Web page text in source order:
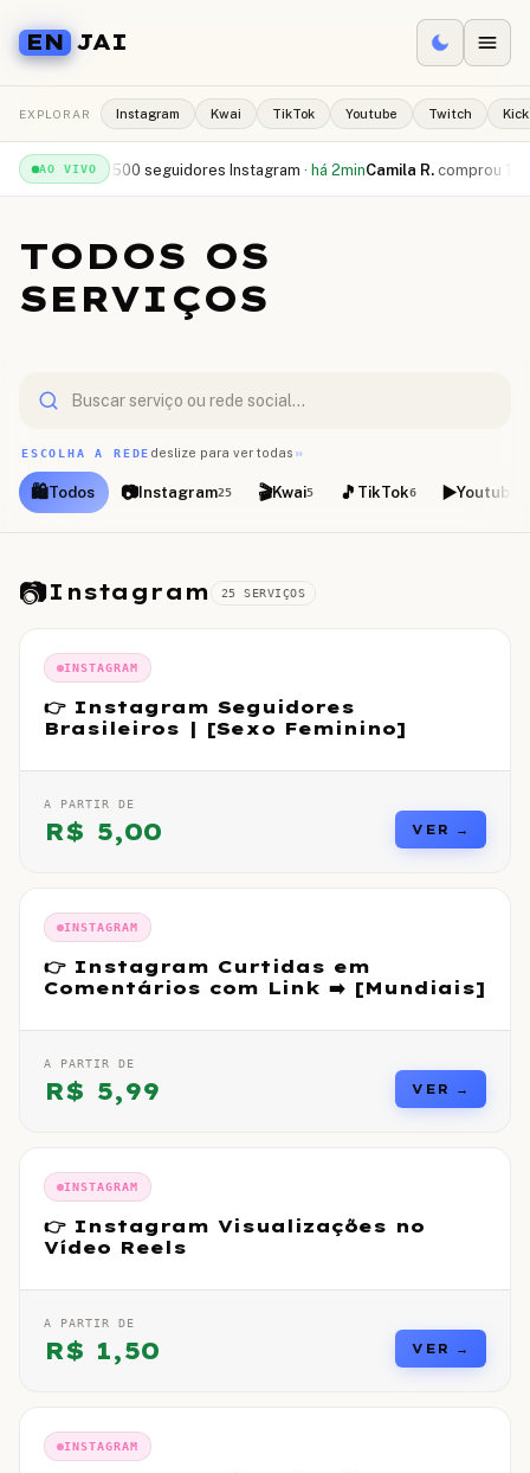
EN JAI
EXPLORAR Instagram Kwai TikTok Youtube Twitch Kick
AO VIVO
500 seguidores Instagram ·há 2minCamila R. comprou 10.000
TODOS OS
SERVIÇOS
ESCOLHA A REDE deslize para ver todas ››
🛍️Todos 📷 Instagram25 🎬Kwai5 🎵 TikTok6 ▶️Youtube
📷Instagram 25 SERVIÇOS
INSTAGRAM
👉 Instagram Seguidores
Brasileiros | [Sexo Feminino]
A PARTIR DE
R$ 5,00 VER →
INSTAGRAM
👉 Instagram Curtidas em
Comentários com Link ➡️ [Mundiais]
A PARTIR DE
R$ 5,99 VER →
INSTAGRAM
👉 Instagram Visualizações no
Vídeo Reels
A PARTIR DE
R$ 1,50 VER →
INSTAGRAM